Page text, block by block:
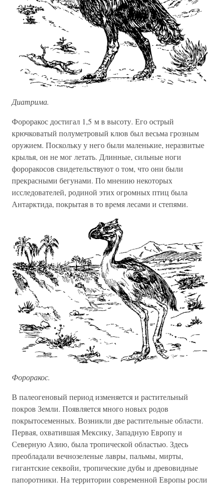
Диатрима.
Фороракос достигал 1,5 м в высоту. Его острый
крючковатый полуметровый клюв был весьма грозным
оружием. Поскольку у него были маленькие, неразвитые
крылья, он не мог летать. Длинные, сильные ноги
фороракосов свидетельствуют о том, что они были
прекрасными бегунами. По мнению некоторых
исследователей, родиной этих огромных птиц была
Антарктида, покрытая в то время лесами и степями.
Фороракос.
В палеогеновый период изменяется и растительный
покров Земли. Появляется много новых родов
покрытосеменных. Возникли две растительные области.
Первая, охватившая Мексику, Западную Европу и
Северную Азию, была тропической областью. Здесь
преобладали вечнозеленые лавры, пальмы, мирты,
гигантские секвойи, тропические дубы и древовидные
папоротники. На территории современной Европы росли